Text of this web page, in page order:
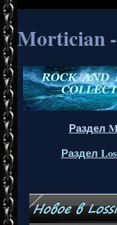
Mortician
Раздел
Раздел